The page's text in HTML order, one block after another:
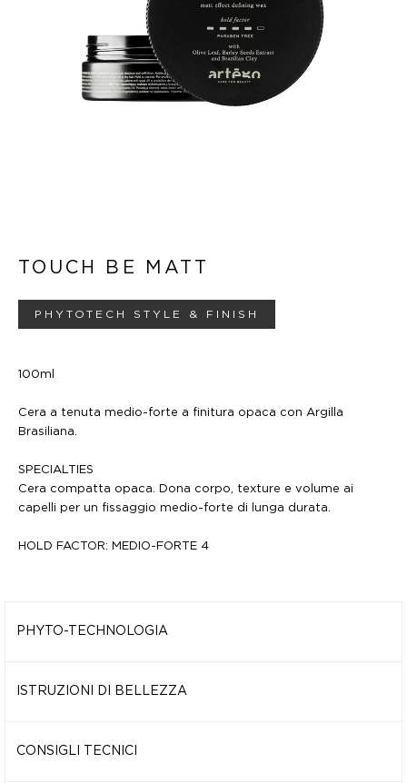
TOUCH BE MATT
PHYTOTECH STYLE & FINISH
100ml
Cera a tenuta medio-forte a finitura opaca con Argilla
Brasiliana.
SPECIALTIES
Cera compatta opaca. Dona corpo, texture e volume ai
capelli per un fissaggio medio-forte di lunga durata.
HOLD FACTOR: MEDIO-FORTE 4
PHYTO-TECHNOLOGIA
ATTIVO MACROPRO
Ha grandi proprietà antisettiche, rimineralizzanti e rinforzanti.
ISTRUZIONI DI BELLEZZA
distribuirla su capelli umidi o asciutti.
CONSIGLI TECNICI